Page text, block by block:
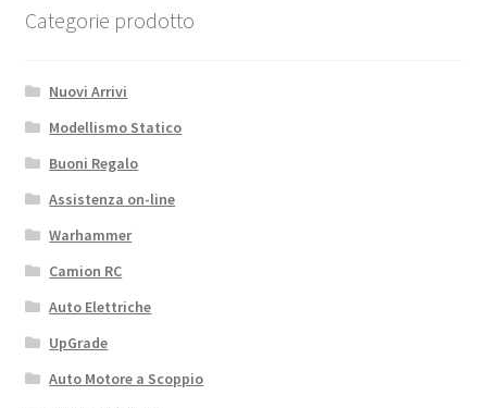
Categorie prodotto
Nuovi Arrivi
Modellismo Statico
Buoni Regalo
Assistenza on-line
Warhammer
Camion RC
Auto Elettriche
UpGrade
Auto Motore a Scoppio